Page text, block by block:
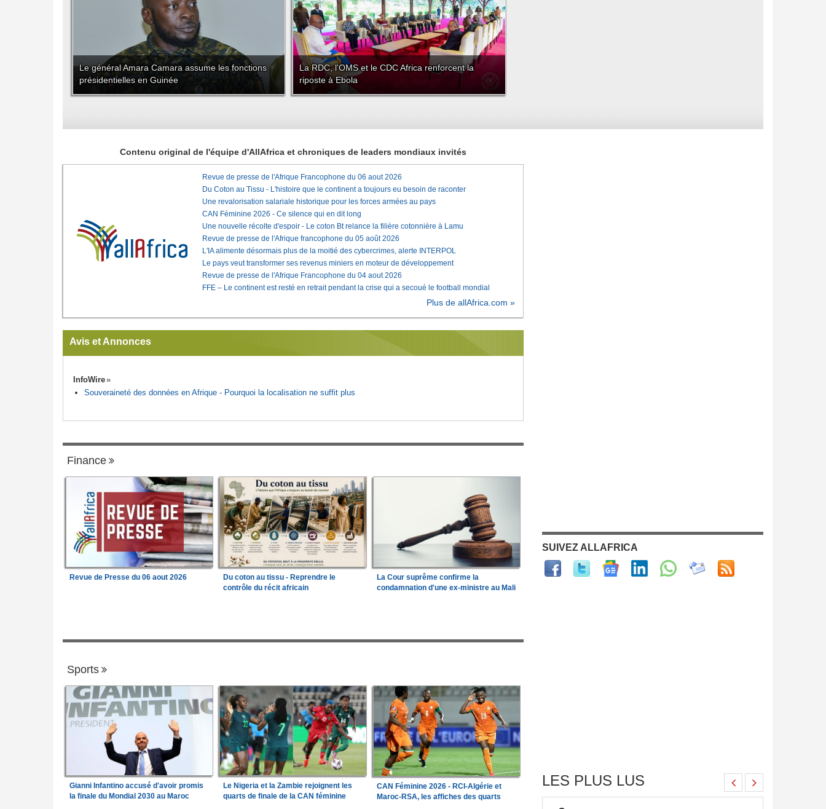
Le général Amara Camara assume les fonctions
présidentielles en Guinée
La RDC, l'OMS et le CDC Africa renforcent la
riposte à Ebola
Contenu original de l'équipe d'AllAfrica et chroniques de leaders mondiaux invités
Revue de presse de l'Afrique Francophone du 06 aout 2026
Du Coton au Tissu - L'histoire que le continent a toujours eu besoin de raconter
Une revalorisation salariale historique pour les forces armées au pays
CAN Féminine 2026 - Ce silence qui en dit long
Une nouvelle récolte d'espoir - Le coton Bt relance la filière cotonnière à Lamu
Revue de presse de l'Afrique francophone du 05 août 2026
L'IA alimente désormais plus de la moitié des cybercrimes, alerte INTERPOL
Le pays veut transformer ses revenus miniers en moteur de développement
Revue de presse de l'Afrique Francophone du 04 aout 2026
FFE – Le continent est resté en retrait pendant la crise qui a secoué le football mondial
Plus de allAfrica.com »
Avis et Annonces
InfoWire
Souveraineté des données en Afrique - Pourquoi la localisation ne suffit plus
Finance
Revue de Presse du 06 aout 2026
Du coton au tissu - Reprendre le
contrôle du récit africain
La Cour suprême confirme la
condamnation d'une ex-ministre au Mali
Sports
Gianni Infantino accusé d'avoir promis
la finale du Mondial 2030 au Maroc
Le Nigeria et la Zambie rejoignent les
quarts de finale de la CAN féminine
CAN Féminine 2026 - RCI-Algérie et
Maroc-RSA, les affiches des quarts
SUIVEZ ALLAFRICA
LES PLUS LUS